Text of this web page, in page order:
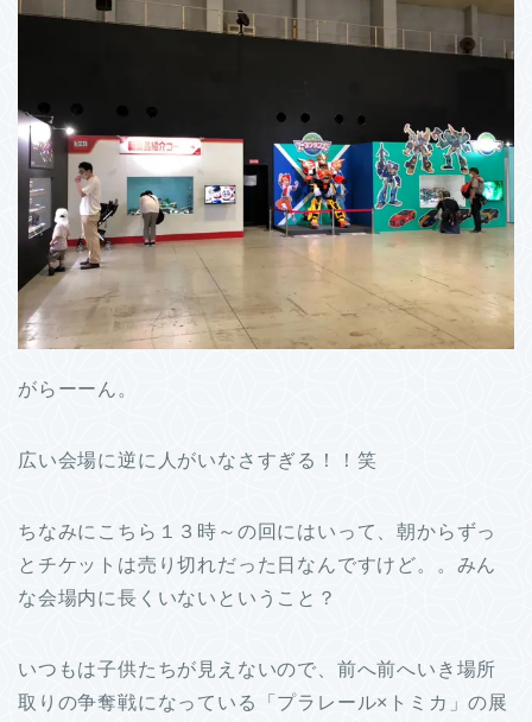
がらーーん。
広い会場に逆に人がいなさすぎる！！笑
ちなみにこちら１３時～の回にはいって、朝からずっ
とチケットは売り切れだった日なんですけど。。みん
な会場内に長くいないということ？
いつもは子供たちが見えないので、前へ前へいき場所
取りの争奪戦になっている「プラレール×トミカ」の展